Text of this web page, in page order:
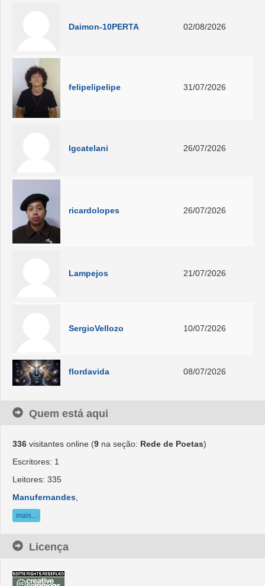
Daimon-10PERTA 02/08/2026
felipelipelipe 31/07/2026
lgcatelani 26/07/2026
ricardolopes 26/07/2026
Lampejos 21/07/2026
SergioVellozo 10/07/2026
flordavida 08/07/2026
Quem está aqui
336 visitantes online (9 na seção: Rede de Poetas)
Escritores: 1
Leitores: 335
Manufernandes
mais...
Licença